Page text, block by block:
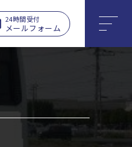
24時間受付
メールフォーム